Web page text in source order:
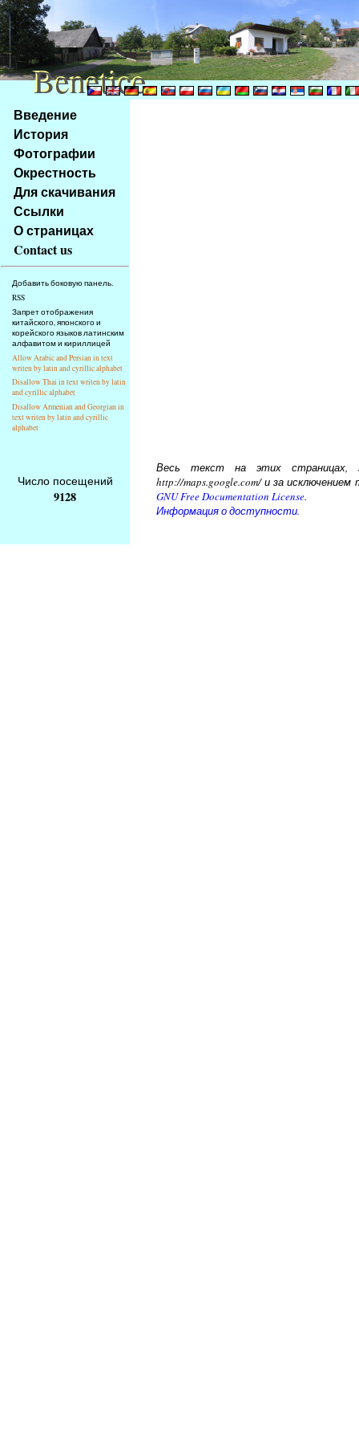
Na
obsah
stránky
Klávesové
zkratky
tomto
webu
základní
strana
Введение
История
Фотографии
Окрестность
Для скачивания
Ссылки
О страницах
Contact us
Добавить боковую панель.
RSS
Запрет отображения
китайского, японского и
корейского языков латинским
алфавитом и кириллицей
Allow Arabic and Persian in text
writen by latin and cyrillic alphabet
Disallow Thai in text writen by latin
and cyrillic alphabet
Disallow Armenian and Georgian in
text writen by latin and cyrillic
alphabet
Число посещений
9128
Весь текст на этих страницах,
http://maps.google.com/ и за
GNU Free Documentation License.
Информация о доступности.
Benetice
Benetice